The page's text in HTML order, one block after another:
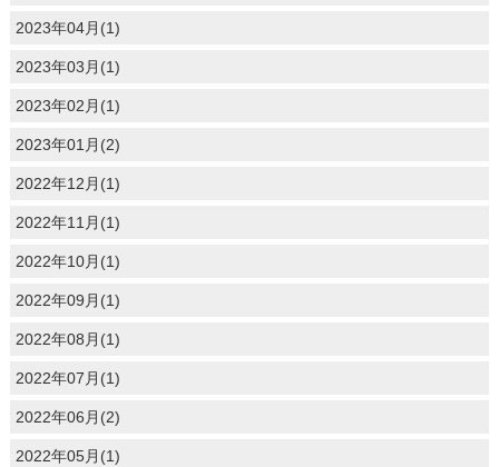
2023年04月(1)
2023年03月(1)
2023年02月(1)
2023年01月(2)
2022年12月(1)
2022年11月(1)
2022年10月(1)
2022年09月(1)
2022年08月(1)
2022年07月(1)
2022年06月(2)
2022年05月(1)